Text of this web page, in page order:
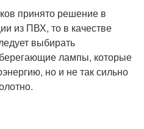
принято решение в
из ПВХ, то в качестве
выбирать
лампы, которые
но и не так сильно